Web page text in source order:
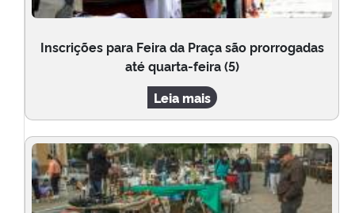
Inscrições para Feira da Praça são prorrogadas
até quarta-feira (5)
Leia mais